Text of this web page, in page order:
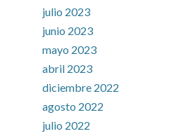
julio 2023
junio 2023
mayo 2023
abril 2023
diciembre 2022
agosto 2022
julio 2022